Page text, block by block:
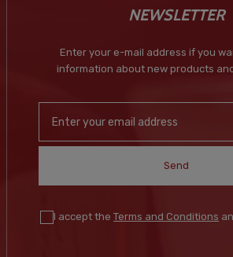
NEWSLETTER
Enter your e-mail address if you
information about new products
Send
I accept the Terms and Conditions